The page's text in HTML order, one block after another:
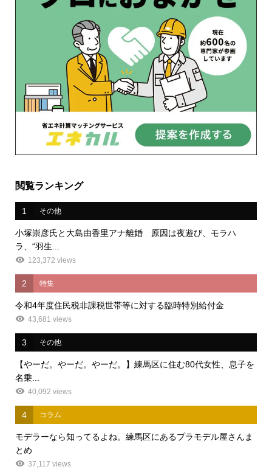
閲覧ランキング
1 その他
小塚崇彦氏と大島由香里アナ離婚 原因は夜遊び、モラハ
ラ、“羽生...
123,372 views
2 特集
令和4年度住民税非課税世帯等に対する臨時特別給付金
43,681 views
3 その他
【やーだ。やーだ。やーだ。】練馬区に住む80代女性、息子を
名乗...
40,092 views
4 コラム
モデラーなら知ってるよね。練馬区にあるプラモデル屋さんま
とめ
37,117 views